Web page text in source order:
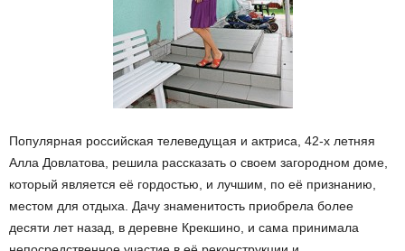
Популярная российская телеведущая и актриса, 42-х летняя
Алла Довлатова, решила рассказать о своем загородном доме,
который является её гордостью, и лучшим, по её признанию,
местом для отдыха. Дачу знаменитость приобрела более
десяти лет назад, в деревне Крекшино, и сама принимала